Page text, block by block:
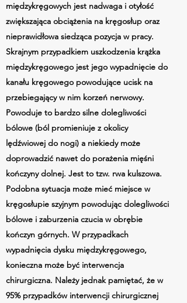
międzykręgowych jest nadwaga i otyłość
zwiększająca obciążenia na kręgosłup oraz
nieprawidłowa siedząca pozycja w pracy.
Skrajnym przypadkiem uszkodzenia krążka
międzykręgowego jest jego wypadnięcie do
kanału kręgowego powodujące ucisk na
przebiegający w nim korzeń nerwowy.
Powoduje to bardzo silne dolegliwości
bólowe (ból promieniuje z okolicy
lędźwiowej do nogi) a niekiedy może
doprowadzić nawet do porażenia mięśni
kończyny dolnej. Jest to tzw. rwa kulszowa.
Podobna sytuacja może mieć miejsce w
kręgosłupie szyjnym powodując dolegliwości
bólowe i zaburzenia czucia w obrębie
kończyn górnych. W przypadkach
wypadnięcia dysku międzykręgowego,
konieczna może być interwencja
chirurgiczna. Należy jednak pamiętać, że w
95% przypadków interwencji chirurgicznej